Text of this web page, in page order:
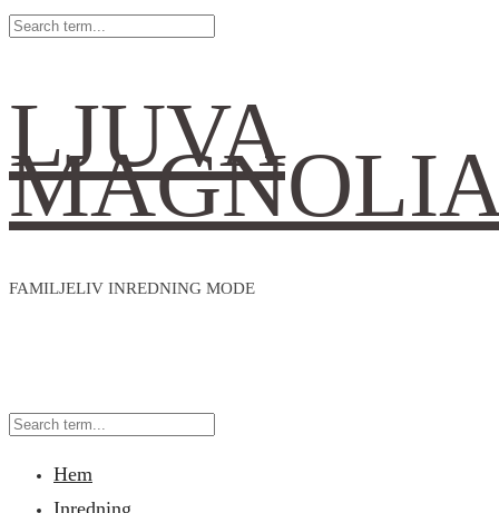
LJUVA
FAMILJELIV INREDNING MODE
Hem
Inredning